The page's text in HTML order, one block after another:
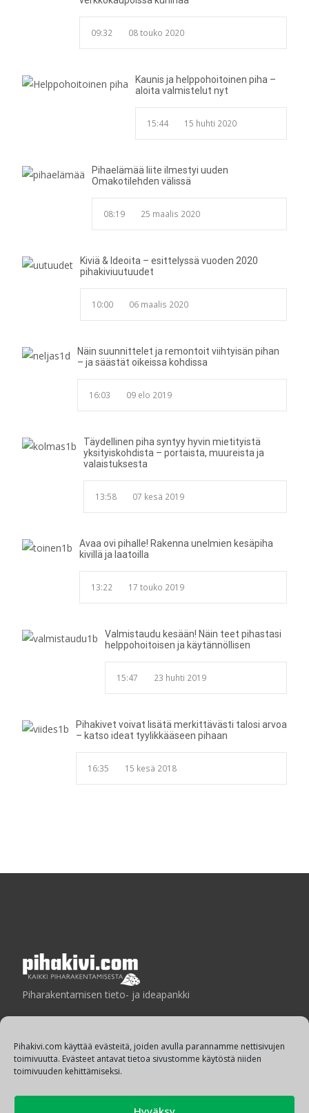
Pihakivi.com käyttää evästeitä, joiden avulla parannamme nettisivujen
toimivuutta. Evästeet antavat tietoa sivustomme käytöstä niiden
toimivuuden kehittämiseksi.
09:32 08 touko 2020
Kaunis ja helppohoitoinen piha –
aloita valmistelut nyt
15:44 15 huhti 2020
Pihaelämää liite ilmestyi uuden
Omakotilehden välissä
08:19 25 maalis 2020
Kiviä & Ideoita – esittelyssä vuoden 2020
pihakiviuutuudet
10:00 06 maalis 2020
Näin suunnittelet ja remontoit viihtyisän pihan
– ja säästät oikeissa kohdissa
16:03 09 elo 2019
Täydellinen piha syntyy hyvin mietityistä
yksityiskohdista – portaista, muureista ja
valaistuksesta
13:58 07 kesä 2019
Avaa ovi pihalle! Rakenna unelmien kesäpiha
kivillä ja laatoilla
13:22 17 touko 2019
Valmistaudu kesään! Näin teet pihastasi
helppohoitoisen ja käytännöllisen
15:47 23 huhti 2019
Pihakivet voivat lisätä merkittävästi talosi arvoa
– katso ideat tyylikkääseen pihaan
16:35 15 kesä 2018
Piharakentamisen tieto- ja ideapankki
Laatua ympäristön suunnitteluun ja rakentamiseen
Tietosuoja: